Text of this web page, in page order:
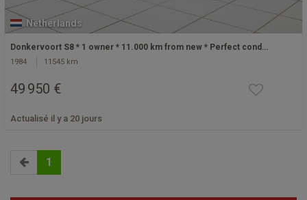
Netherlands
Donkervoort S8 * 1 owner * 11.000 km from new * Perfect cond…
1984 11545 km
49 950 €
Actualisé il y a 20 jours
1